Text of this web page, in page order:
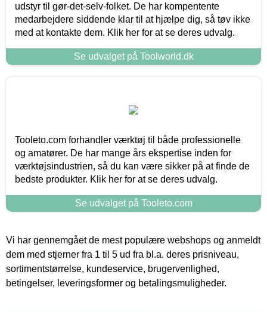
udstyr til gør-det-selv-folket. De har kompentente
medarbejdere siddende klar til at hjælpe dig, så tøv ikke
med at kontakte dem. Klik her for at se deres udvalg.
Se udvalget på Toolworld.dk
Tooleto.com forhandler værktøj til både professionelle
og amatører. De har mange års ekspertise inden for
værktøjsindustrien, så du kan være sikker på at finde de
bedste produkter. Klik her for at se deres udvalg.
Se udvalget på Tooleto.com
Vi har gennemgået de mest populære webshops og anmeldt
dem med stjerner fra 1 til 5 ud fra bl.a. deres prisniveau,
sortimentstørrelse, kundeservice, brugervenlighed,
betingelser, leveringsformer og betalingsmuligheder.